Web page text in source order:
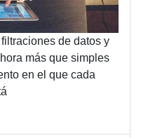
de datos y
más que simples
en el que cada